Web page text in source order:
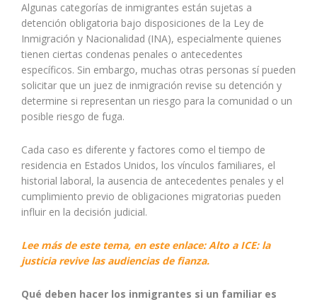
Algunas categorías de inmigrantes están sujetas a
detención obligatoria bajo disposiciones de la Ley de
Inmigración y Nacionalidad (INA), especialmente quienes
tienen ciertas condenas penales o antecedentes
específicos. Sin embargo, muchas otras personas sí pueden
solicitar que un juez de inmigración revise su detención y
determine si representan un riesgo para la comunidad o un
posible riesgo de fuga.
Cada caso es diferente y factores como el tiempo de
residencia en Estados Unidos, los vínculos familiares, el
historial laboral, la ausencia de antecedentes penales y el
cumplimiento previo de obligaciones migratorias pueden
influir en la decisión judicial.
Lee más de este tema, en este enlace: Alto a ICE: la
justicia revive las audiencias de fianza.
Qué deben hacer los inmigrantes si un familiar es